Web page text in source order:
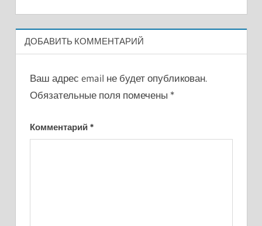
ДОБАВИТЬ КОММЕНТАРИЙ
Ваш адрес email не будет опубликован.
Обязательные поля помечены *
Комментарий *